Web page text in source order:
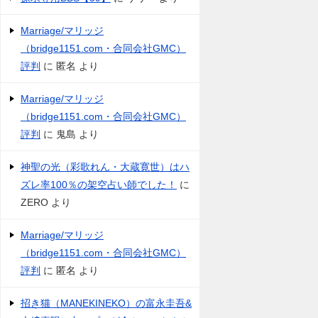
Marriage/マリッジ
（bridge1151.com・合同会社GMC）
評判 に 匿名 より
Marriage/マリッジ
（bridge1151.com・合同会社GMC）
評判 に 鬼島 より
神聖の光（彩歌れん・大蔵寛世）はハ
ズレ率100％の架空占い師でした！
に
ZERO より
Marriage/マリッジ
（bridge1151.com・合同会社GMC）
評判 に 匿名 より
招き猫（MANEKINEKO）の富永圭吾&